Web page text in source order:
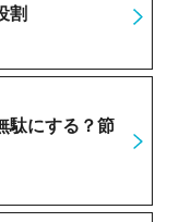
割
駄にする？節